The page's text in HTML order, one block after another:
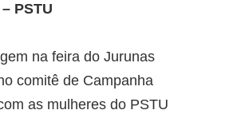
PSTU
na feira do Jurunas
comitê de Campanha
as mulheres do PSTU